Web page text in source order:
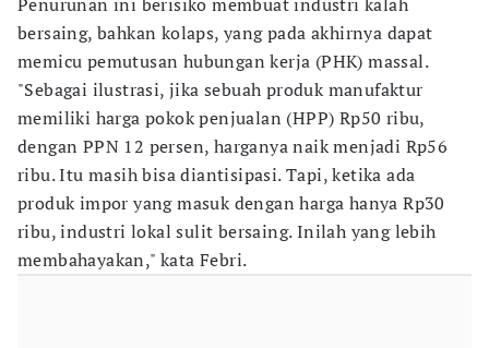
bersaing, bahkan kolaps, yang pada akhirnya dapat
memicu pemutusan hubungan kerja (PHK) massal.
"Sebagai ilustrasi, jika sebuah produk manufaktur
memiliki harga pokok penjualan (HPP) Rp50 ribu,
dengan PPN 12 persen, harganya naik menjadi Rp56
ribu. Itu masih bisa diantisipasi. Tapi, ketika ada
produk impor yang masuk dengan harga hanya Rp30
ribu, industri lokal sulit bersaing. Inilah yang lebih
membahayakan," kata Febri.